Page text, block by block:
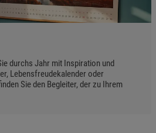
durchs Jahr mit Inspiration und
Lebensfreudekalender oder
Sie den Begleiter, der zu Ihrem